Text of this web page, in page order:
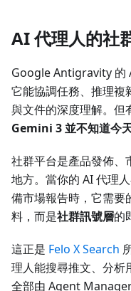
AI 代理人的社
Google Antigravity 的
它能協調任務、推理
與文件的深度理解。但
Gemini 3 並不知道今
社群平台是產品發佈、
地方。當你的 AI 代理
備市場報告時，它需要
料，而是社群訊號層的
這正是 Felo X Search
理人能搜尋推文、分
全部由 Agent Manager